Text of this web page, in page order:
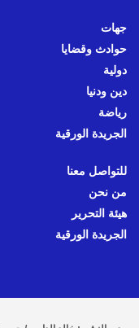
جهات
حوادث وقضايا
دولية
دين ودنيا
رياضة
الجريدة الورقية
للتواصل معنا
من نحن
هيئة التحرير
الجريدة الورقية